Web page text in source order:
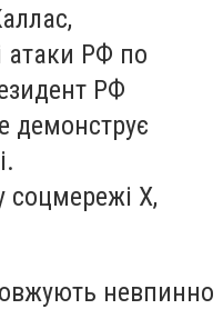
атаки РФ по
РФ
демонструє
соцмережі Х,
невпинно